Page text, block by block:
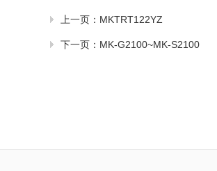
上一页： MKTRT122YZ
下一页： MK-G2100~MK-S2100